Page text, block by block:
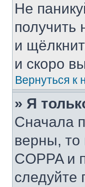
Не
получить
и
и скоро
Вернуться к
» Я
Сначала
верны,
COPPA и
следуйте